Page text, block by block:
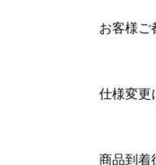
お客様ご
仕様変更
商品到着